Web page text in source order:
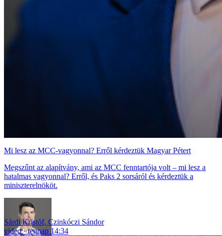
Mi lesz az MCC-vagyonnal? Erről kérdeztük Magyar Pétert
Megszűnt az alapítvány, ami az MCC fenntartója volt – mi lesz a
hatalmas vagyonnal? Erről, és Paks 2 sorsáról és kérdeztük a
miniszterelnököt.
Sárdi Kristóf, Czinkóczi Sándor
video
tegnap 14:34